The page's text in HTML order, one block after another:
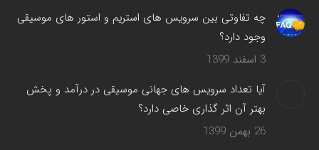
چه تفاوتی بین سرویس های استریم و استور های موسیقی
وجود دارد؟
3 اسفند 1399
آیا تعداد سرویس های جهانی موسیقی در درآمد و پخش
بهتر آن اثر گذاری خاصی دارد؟
26 بهمن 1399